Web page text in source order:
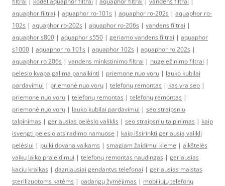
aquaphor filtrai | aquaphor ro-101s | aquaphor ro-202s | aquaphor ro-
102s | aquaphor ro-202s | aquaphor ro-206s | vandens filtrai |
aquaphor s800 | aquaphor s550 | geriamo vandens filtrai | aquaphor
s1000 | aquaphor ro 101s | aquaphor 102s | aquaphor ro 202s |
aquaphor ro 206s | vandens minkstinimo filtrai | nugeležinimo filtrai |
pelesio kvapa galima panaikinti | priemone nuo voru | lauko kubilai
pardavimui | priemonė nuo vorų | telefonų remontas | kas yra seo |
priemone nuo voru | telefonų remontas | telefonų remontas |
priemonė nuo vorų | lauko kubilai pardavimui | seo straipsniu
talpinimas | geriausias pelėsio valiklis | seo straipsniu talpinimas | kaip
isvengti pelesio atsiradimo namuose | kaip išsirinkti geriausią valiklį
pelėsiui | puiki dovana vaikams | smagiam žaidimui kieme | aikštelės
vaikų laiko praleidimui | telefonų remontas naudingas | geriausias
kaciu kraikas | dazniausiai gendantys telefonai | geriausias maistas
sterilizuotoms katėms | padangų žymėjimas | mobiliųjų telefonų